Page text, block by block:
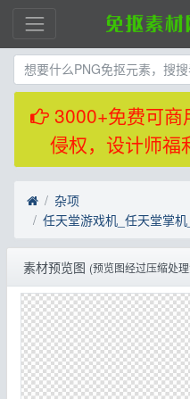
3000+免费可商
侵权，设计师福
杂项
任天堂游戏机_任天堂掌
素材预览图 (预览图经过压缩处